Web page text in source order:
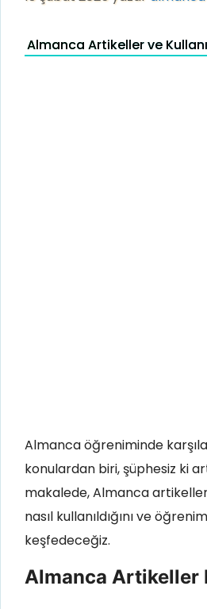
Almanca Artikeller ve
Almanca öğreniminde
konulardan biri, şüphesiz ki
makalede, Almanca
nasıl kullanıldığını ve
keşfedeceğiz.
Almanca Artikeller